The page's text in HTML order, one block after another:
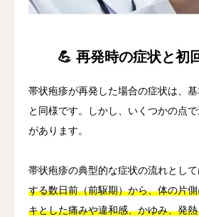
💪 再発時の症状と初
帯状疱疹が再発した場合の症状は、
と同様です。しかし、いくつかの点
があります。
帯状疱疹の典型的な症状の流れとし
する数日前（前駆期）から、体の片
キとした痛みや違和感、かゆみ、発